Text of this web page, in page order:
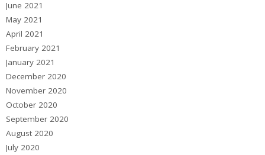
June 2021
May 2021
April 2021
February 2021
January 2021
December 2020
November 2020
October 2020
September 2020
August 2020
July 2020